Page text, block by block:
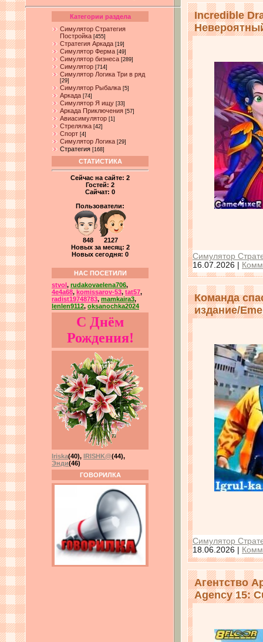
Категории раздела
Симулятор Стратегия
Постройка [455]
Стратегия Аркада [19]
Симулятор Ферма [49]
Симулятор бизнеса [289]
Симулятор [714]
Симулятор Логика Три в ряд
[29]
Симулятор Рыбалка [5]
Аркада [74]
Симулятор Я ищу [33]
Аркада Приключения [57]
Авиасимулятор [1]
Стрелялка [42]
Спорт [4]
Симулятор Логика [29]
Стратегия [168]
СТАТИСТИКА
Сейчас на сайте: 2
Гостей: 2
Сайчат: 0
Пользователи:
848 2127
Новых за месяц: 2
Новых сегодня: 0
НАС ПОСЕТИЛИ
stvol , rudakovaelena706,
4e4a68, komissarov-53, tat57,
radist19748783, mamkaira3,
lenlen9112, oksanochka2024
С Днём
Рождения!
Iriska(40), IRISHK@(44),
Энди(46)
ГОВОРИЛКА
Incredible
Симулятор
16.07.2026
Команда
издание/
Симулятор
18.06.2026
Агентство
Agency 15: